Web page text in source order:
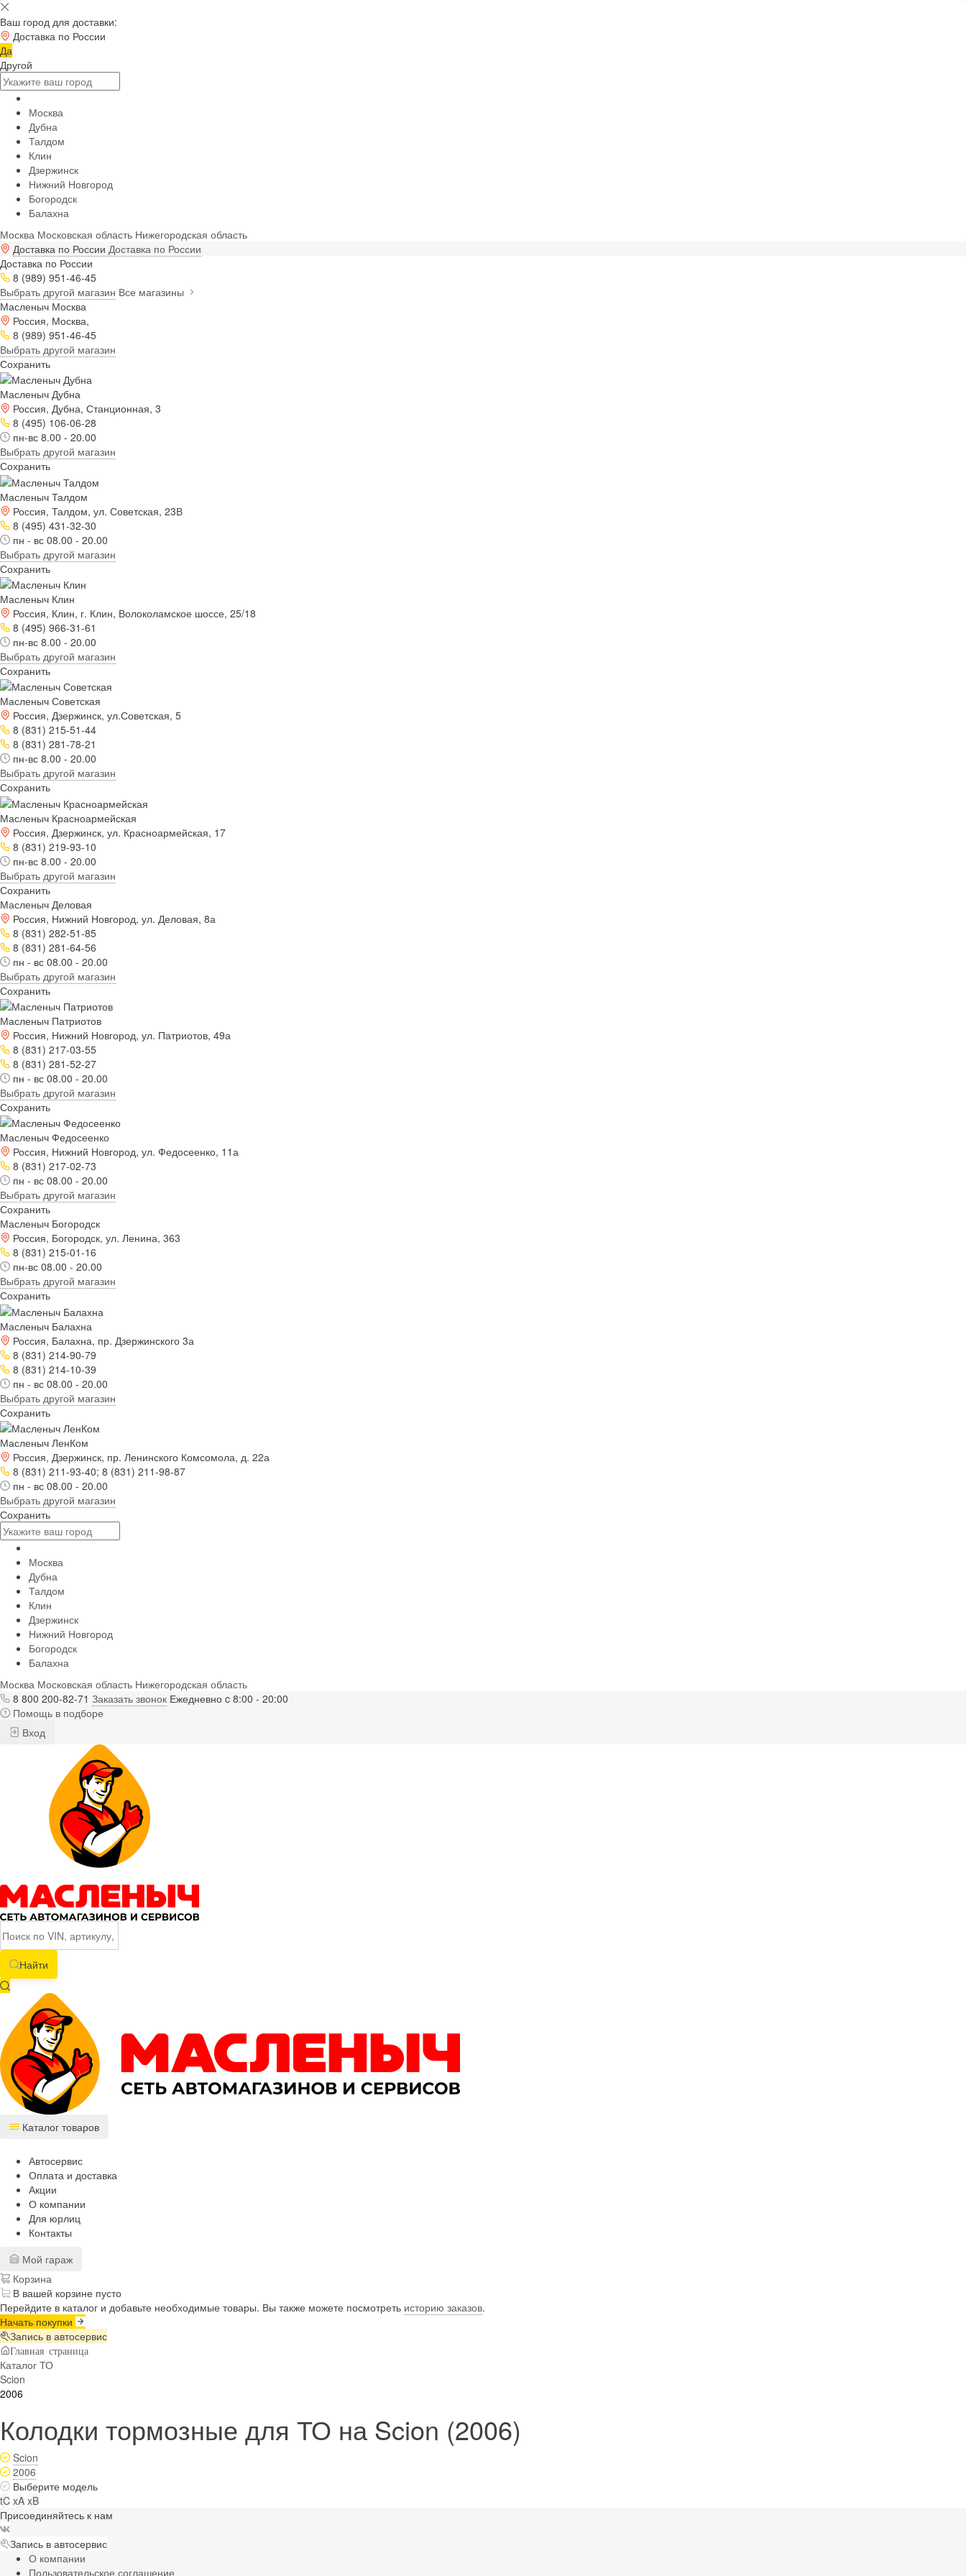
Ваш город для доставки:
Доставка по России
Да
Другой
Москва
Дубна
Талдом
Клин
Дзержинск
Нижний Новгород
Богородск
Балахна
Москва Московская область Нижегородская область
Доставка по России Доставка по России
Доставка по России
8 (989) 951-46-45
Выбрать другой магазин Все магазины
Масленыч Москва
Россия, Москва,
8 (989) 951-46-45
Выбрать другой магазин
Сохранить
Масленыч Дубна
Россия, Дубна, Станционная, 3
8 (495) 106-06-28
пн-вс 8.00 - 20.00
Выбрать другой магазин
Сохранить
Масленыч Талдом
Россия, Талдом, ул. Советская, 23В
8 (495) 431-32-30
пн - вс 08.00 - 20.00
Выбрать другой магазин
Сохранить
Масленыч Клин
Россия, Клин, г. Клин, Волоколамское шоссе, 25/18
8 (495) 966-31-61
пн-вс 8.00 - 20.00
Выбрать другой магазин
Сохранить
Масленыч Советская
Россия, Дзержинск, ул.Советская, 5
8 (831) 215-51-44
8 (831) 281-78-21
пн-вс 8.00 - 20.00
Выбрать другой магазин
Сохранить
Масленыч Красноармейская
Россия, Дзержинск, ул. Красноармейская, 17
8 (831) 219-93-10
пн-вс 8.00 - 20.00
Выбрать другой магазин
Сохранить
Масленыч Деловая
Россия, Нижний Новгород, ул. Деловая, 8а
8 (831) 282-51-85
8 (831) 281-64-56
пн - вс 08.00 - 20.00
Выбрать другой магазин
Сохранить
Масленыч Патриотов
Россия, Нижний Новгород, ул. Патриотов, 49а
8 (831) 217-03-55
8 (831) 281-52-27
пн - вс 08.00 - 20.00
Выбрать другой магазин
Сохранить
Масленыч Федосеенко
Россия, Нижний Новгород, ул. Федосеенко, 11а
8 (831) 217-02-73
пн - вс 08.00 - 20.00
Выбрать другой магазин
Сохранить
Масленыч Богородск
Россия, Богородск, ул. Ленина, 363
8 (831) 215-01-16
пн-вс 08.00 - 20.00
Выбрать другой магазин
Сохранить
Масленыч Балахна
Россия, Балахна, пр. Дзержинского 3а
8 (831) 214-90-79
8 (831) 214-10-39
пн - вс 08.00 - 20.00
Выбрать другой магазин
Сохранить
Масленыч ЛенКом
Россия, Дзержинск, пр. Ленинского Комсомола, д. 22а
8 (831) 211-93-40; 8 (831) 211-98-87
пн - вс 08.00 - 20.00
Выбрать другой магазин
Сохранить
Москва
Дубна
Талдом
Клин
Дзержинск
Нижний Новгород
Богородск
Балахна
Москва Московская область Нижегородская область
8 800 200-82-71 Заказать звонок Ежедневно c 8:00 - 20:00
Помощь в подборе
Вход
Найти
Каталог товаров
Автосервис
Оплата и доставка
Акции
О компании
Для юрлиц
Контакты
Мой гараж
Корзина
В вашей корзине пусто
Перейдите в каталог и добавьте необходимые товары. Вы также можете посмотреть историю заказов.
Начать покупки
Запись в автосервис
Главная страница
Каталог ТО
Scion
2006
Колодки тормозные для ТО на Scion (2006)
Scion
2006
Выберите модель
tC xA xB
Присоединяйтесь к нам
Запись в автосервис
О компании
Пользовательское соглашение